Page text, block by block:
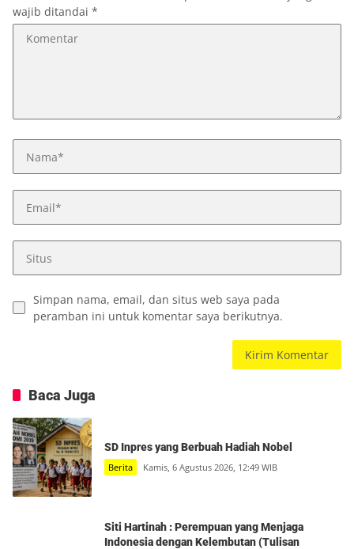
wajib ditandai *
Simpan nama, email, dan situs web saya pada
peramban ini untuk komentar saya berikutnya.
Baca Juga
SD Inpres yang Berbuah Hadiah Nobel
Berita Kamis, 6 Agustus 2026, 12:49 WIB
Siti Hartinah : Perempuan yang Menjaga
Indonesia dengan Kelembutan (Tulisan